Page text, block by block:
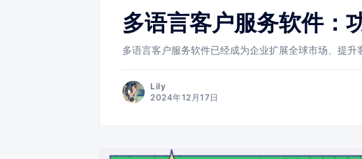
多语言客户服务软件：
多语言客户服务软件已经成为企业扩展全球市场、提升
Lily
2024年12月17日